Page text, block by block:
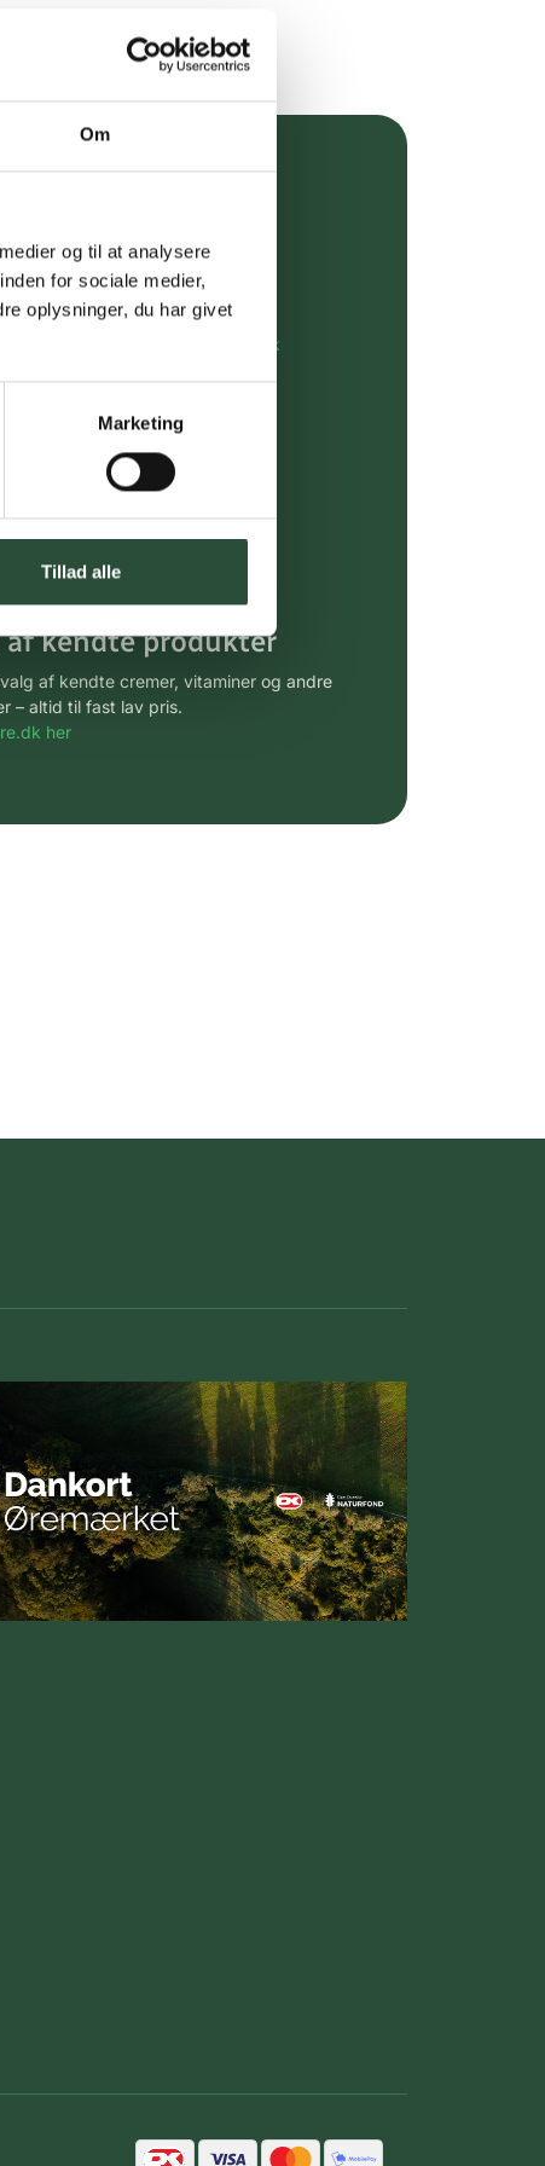
Om
og til at analysere
for sociale medier,
oplysninger, du har givet
Marketing
Tillad alle
kundeservice@uglecare.dk
(30 min. i Kbh)
og DAO
kendte produkter
af kendte cremer, vitaminer og andre
– altid til fast lav pris.
her